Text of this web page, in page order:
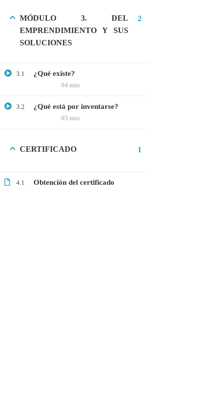
MÓDULO 3. DEL
EMPRENDIMIENTO Y SUS
SOLUCIONES
2
3.1 ¿Qué existe?
04 min
3.2 ¿Qué está por inventarse?
05 min
CERTIFICADO 1
4.1 Obtención del certificado
Bioinformática
Biología Molecular
Biotecnología
Genética
Medicina